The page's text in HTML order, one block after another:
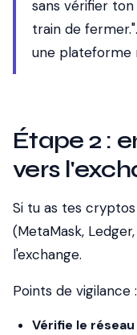
sans vérifier
train de
une plateforme
Étape 2 :
vers
Si tu as tes
(MetaMask,
l'exchange.
Points de vigilance :
Vérifie le réseau